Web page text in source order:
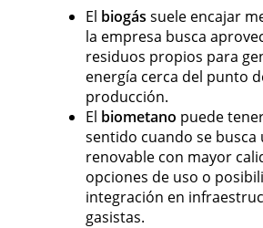
El biogás suele encajar
la empresa busca
residuos propios para
energía cerca del punto
producción.
El biometano puede
sentido cuando se busca
renovable con mayor
opciones de uso o
integración en
gasistas.